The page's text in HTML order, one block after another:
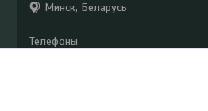
Минск, Беларусь